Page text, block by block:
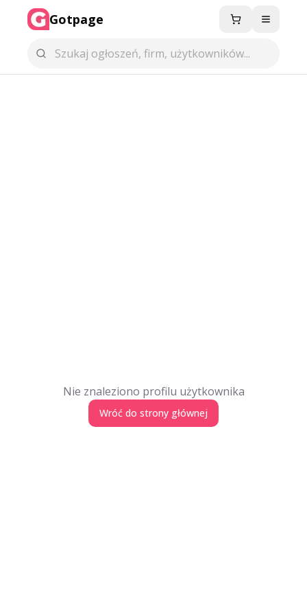
Gotpage Menu
Nie znaleziono profilu użytkownika
Wróć do strony głównej